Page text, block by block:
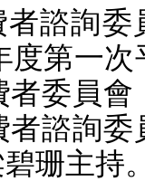
者諮詢
度第一
委員會
諮詢委
珊主持